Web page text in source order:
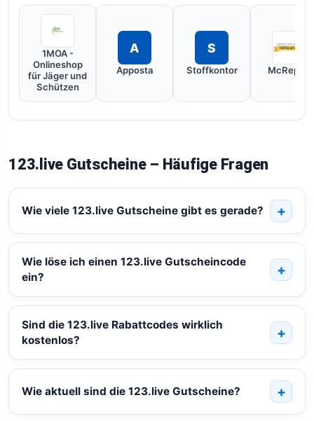
1MOA -
Onlineshop
für Jäger und
Schützen
A
Apposta
S
Stoffkontor McRepair
123.live Gutscheine – Häufige Fragen
Wie viele 123.live Gutscheine gibt es gerade?
Wie löse ich einen 123.live Gutscheincode
ein?
Sind die 123.live Rabattcodes wirklich
kostenlos?
Wie aktuell sind die 123.live Gutscheine?